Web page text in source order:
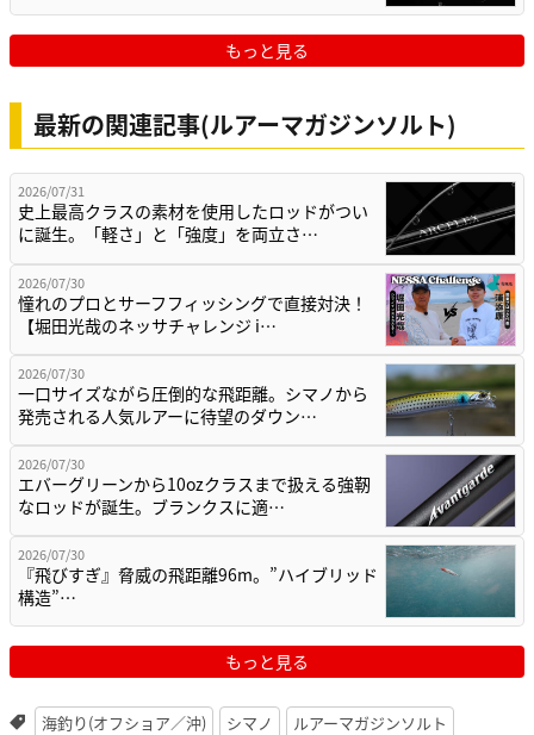
もっと見る
最新の関連記事(ルアーマガジンソルト)
2026/07/31
史上最高クラスの素材を使用したロッドがつい
に誕生。「軽さ」と「強度」を両立さ…
2026/07/30
憧れのプロとサーフフィッシングで直接対決！
【堀田光哉のネッサチャレンジ i…
2026/07/30
一口サイズながら圧倒的な飛距離。シマノから
発売される人気ルアーに待望のダウン…
2026/07/30
エバーグリーンから10ozクラスまで扱える強靭
なロッドが誕生。ブランクスに適…
2026/07/30
『飛びすぎ』脅威の飛距離96m。”ハイブリッド
構造”…
もっと見る
海釣り(オフショア／沖) シマノ
ルアーマガジンソルト